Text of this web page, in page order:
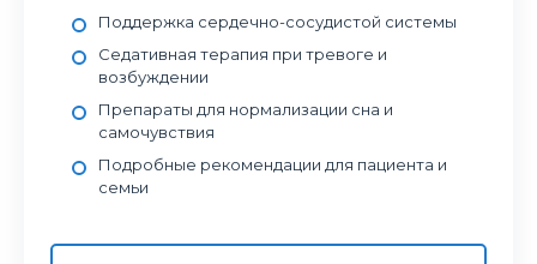
Поддержка сердечно-сосудистой системы
Седативная терапия при тревоге и
возбуждении
Препараты для нормализации сна и
самочувствия
Подробные рекомендации для пациента и
семьи